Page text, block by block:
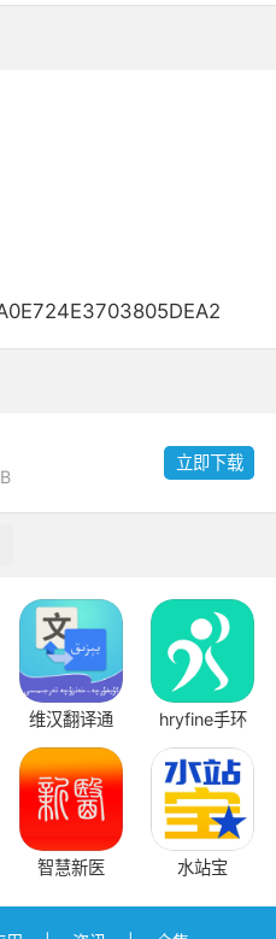
立即下载
维汉翻译通 hryfine手环
智慧新医 水站宝